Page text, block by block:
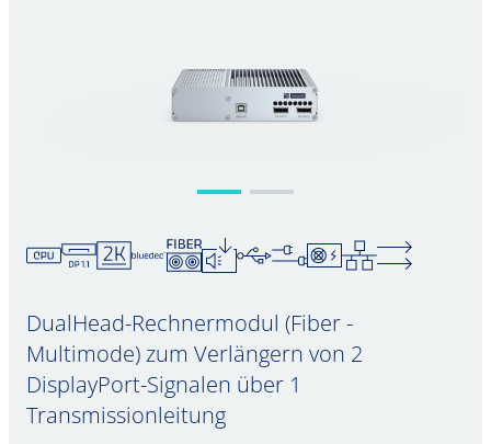
DualHead-Rechnermodul (Fiber -
Multimode) zum Verlängern von 2
DisplayPort-Signalen über 1
Transmissionleitung